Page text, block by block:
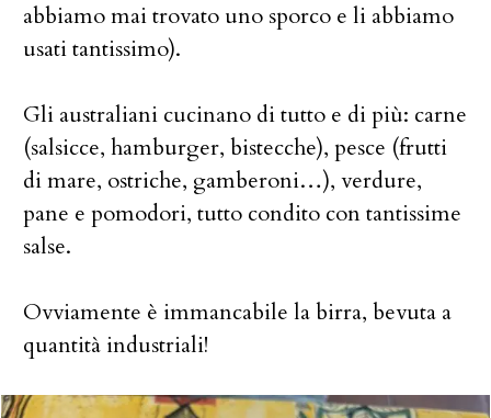
abbiamo mai trovato uno sporco e li abbiamo
usati tantissimo).
Gli australiani cucinano di tutto e di più: carne
(salsicce, hamburger, bistecche), pesce (frutti
di mare, ostriche, gamberoni…), verdure,
pane e pomodori, tutto condito con tantissime
salse.
Ovviamente è immancabile la birra, bevuta a
quantità industriali!